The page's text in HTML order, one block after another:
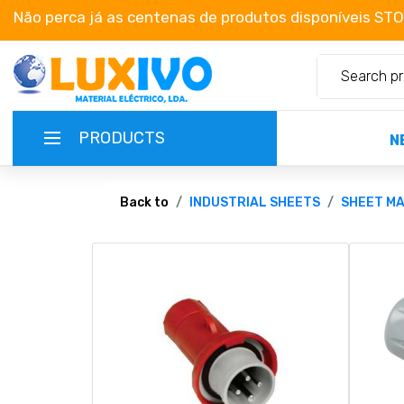
Não perca já as centenas de produtos disponíveis
PRODUCTS
NEW-PRODUCTS
TERMS OF SERVICE
Back to INDUSTRIAL SHEETS SHEET